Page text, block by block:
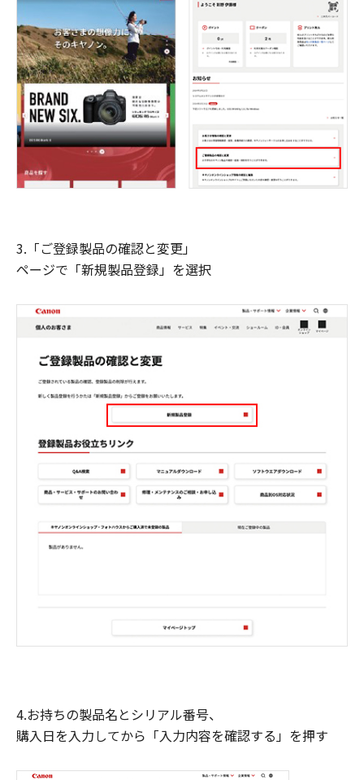
3.「ご登録製品の確認と変更」
ページで「新規製品登録」を選択
4.お持ちの製品名とシリアル番号、
購入日を入力してから「入力内容を確認する」を押す